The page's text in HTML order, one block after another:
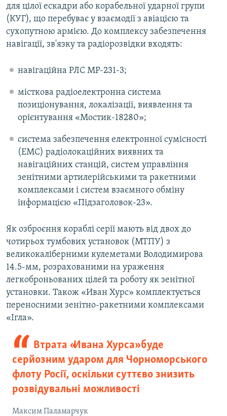
для цілої ескадри або корабельної ударної групи
(КУГ), що перебуває у взаємодії з авіацією та
сухопутною армією. До комплексу забезпечення
навігації, зв'язку та радіорозвідки входять:
навігаційна РЛС МР-231-3;
місткова радіоелектронна система
позиціонування, локалізації, виявлення та
орієнтування «Мостик-18280»;
система забезпечення електронної сумісності
(ЕМС) радіолокаційних виявних та
навігаційних станцій, систем управління
зенітними артилерійськими та ракетними
комплексами і систем взаємного обміну
інформацією «Підзаголовок-23».
Як озброєння кораблі серії мають від двох до
чотирьох тумбових установок (МТПУ) з
великокаліберними кулеметами Володимирова
14.5-мм, розрахованими на ураження
легкоброньованих цілей та роботу як зенітної
установки. Також «Иван Хурс» комплектується
переносними зенітно-ракетними комплексами
«Ігла».
Втрата «Ивана Хурса» буде
серйозним ударом для Чорноморського
флоту Росії, оскільки суттєво знизить
розвідувальні можливості
Максим Паламарчук